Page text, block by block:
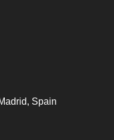
Spain